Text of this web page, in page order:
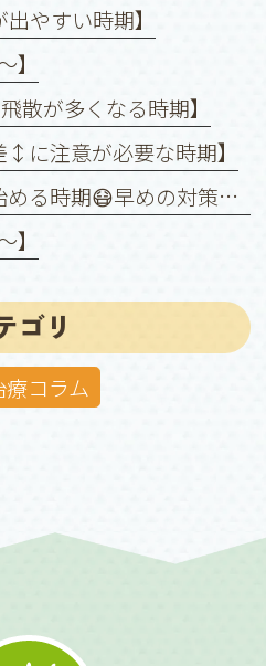
やすい時期】
】
散が多くなる時期】
↕️に注意が必要な時期】
【2月👹花粉が飛散し始める時期😷早めの対策を❗️】
】
ゴリ
コラム